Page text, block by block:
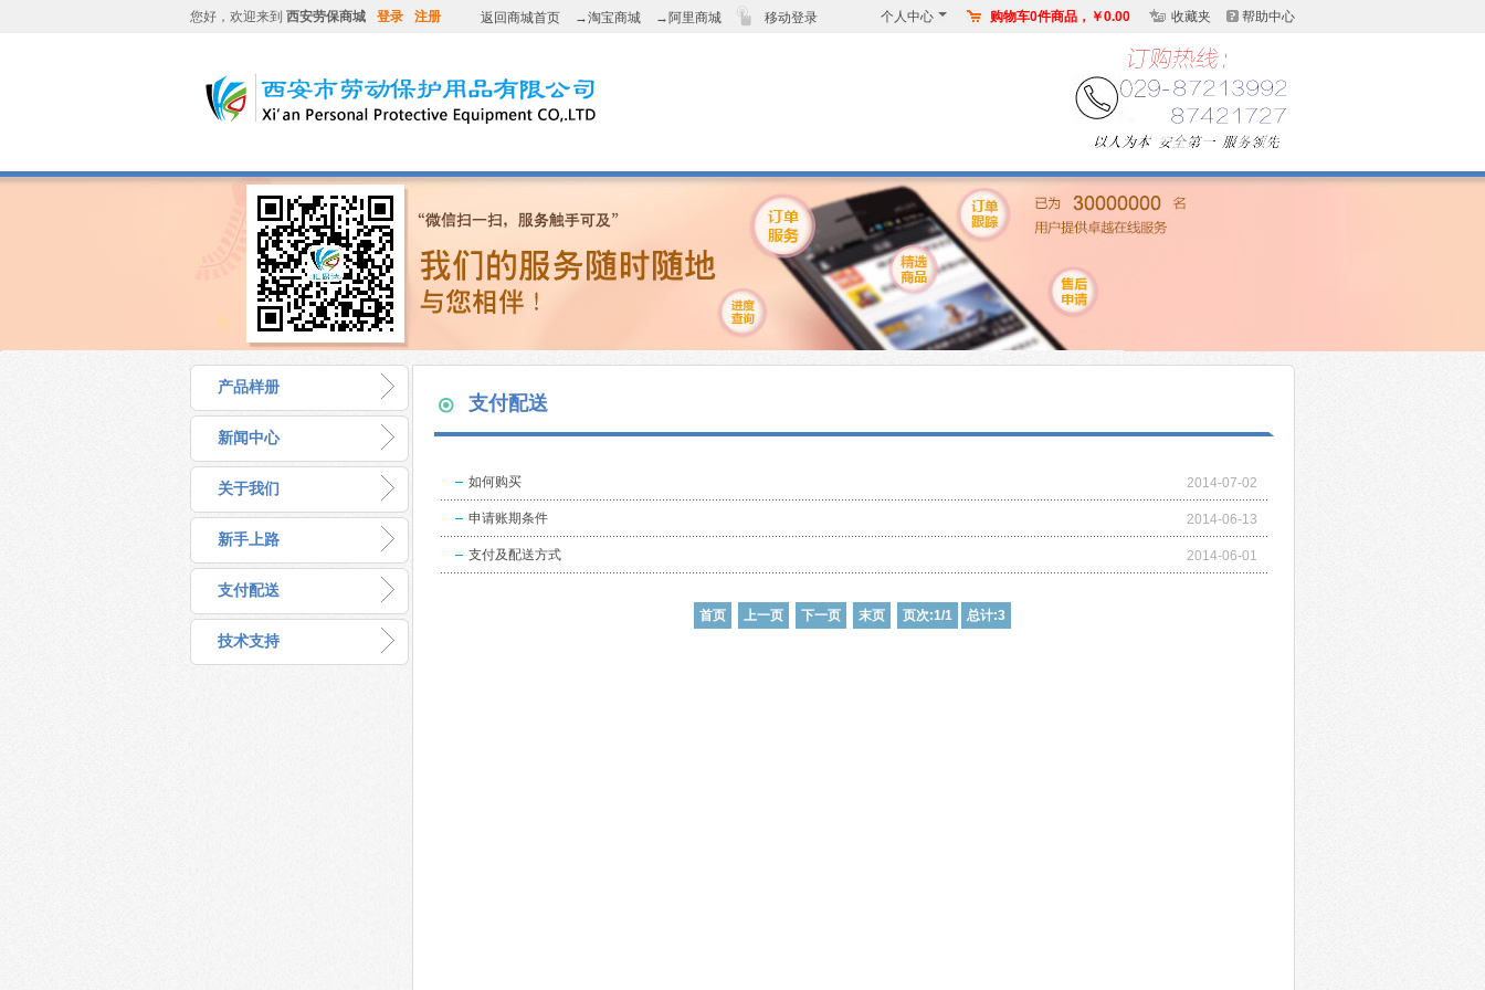
您好，欢迎来到 西安劳保商城 登录 注册 个人中心 购物车0件商品，￥0.00 收藏夹 帮助中心
移动登录
返回商城首页 →淘宝商城 →阿里商城
产品样册
新闻中心
关于我们
新手上路
支付配送
技术支持
支付配送
2014-07-02
如何购买
2014-06-13
申请账期条件
2014-06-01
支付及配送方式
首页 上一页 下一页 末页 页次:1/1 总计:3